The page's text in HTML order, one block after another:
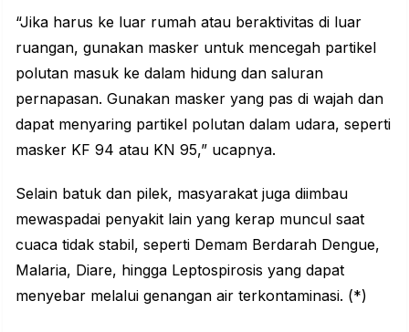
“Jika harus ke luar rumah atau beraktivitas di luar
ruangan, gunakan masker untuk mencegah partikel
polutan masuk ke dalam hidung dan saluran
pernapasan. Gunakan masker yang pas di wajah dan
dapat menyaring partikel polutan dalam udara, seperti
masker KF 94 atau KN 95,” ucapnya.
Selain batuk dan pilek, masyarakat juga diimbau
mewaspadai penyakit lain yang kerap muncul saat
cuaca tidak stabil, seperti Demam Berdarah Dengue,
Malaria, Diare, hingga Leptospirosis yang dapat
menyebar melalui genangan air terkontaminasi. (*)